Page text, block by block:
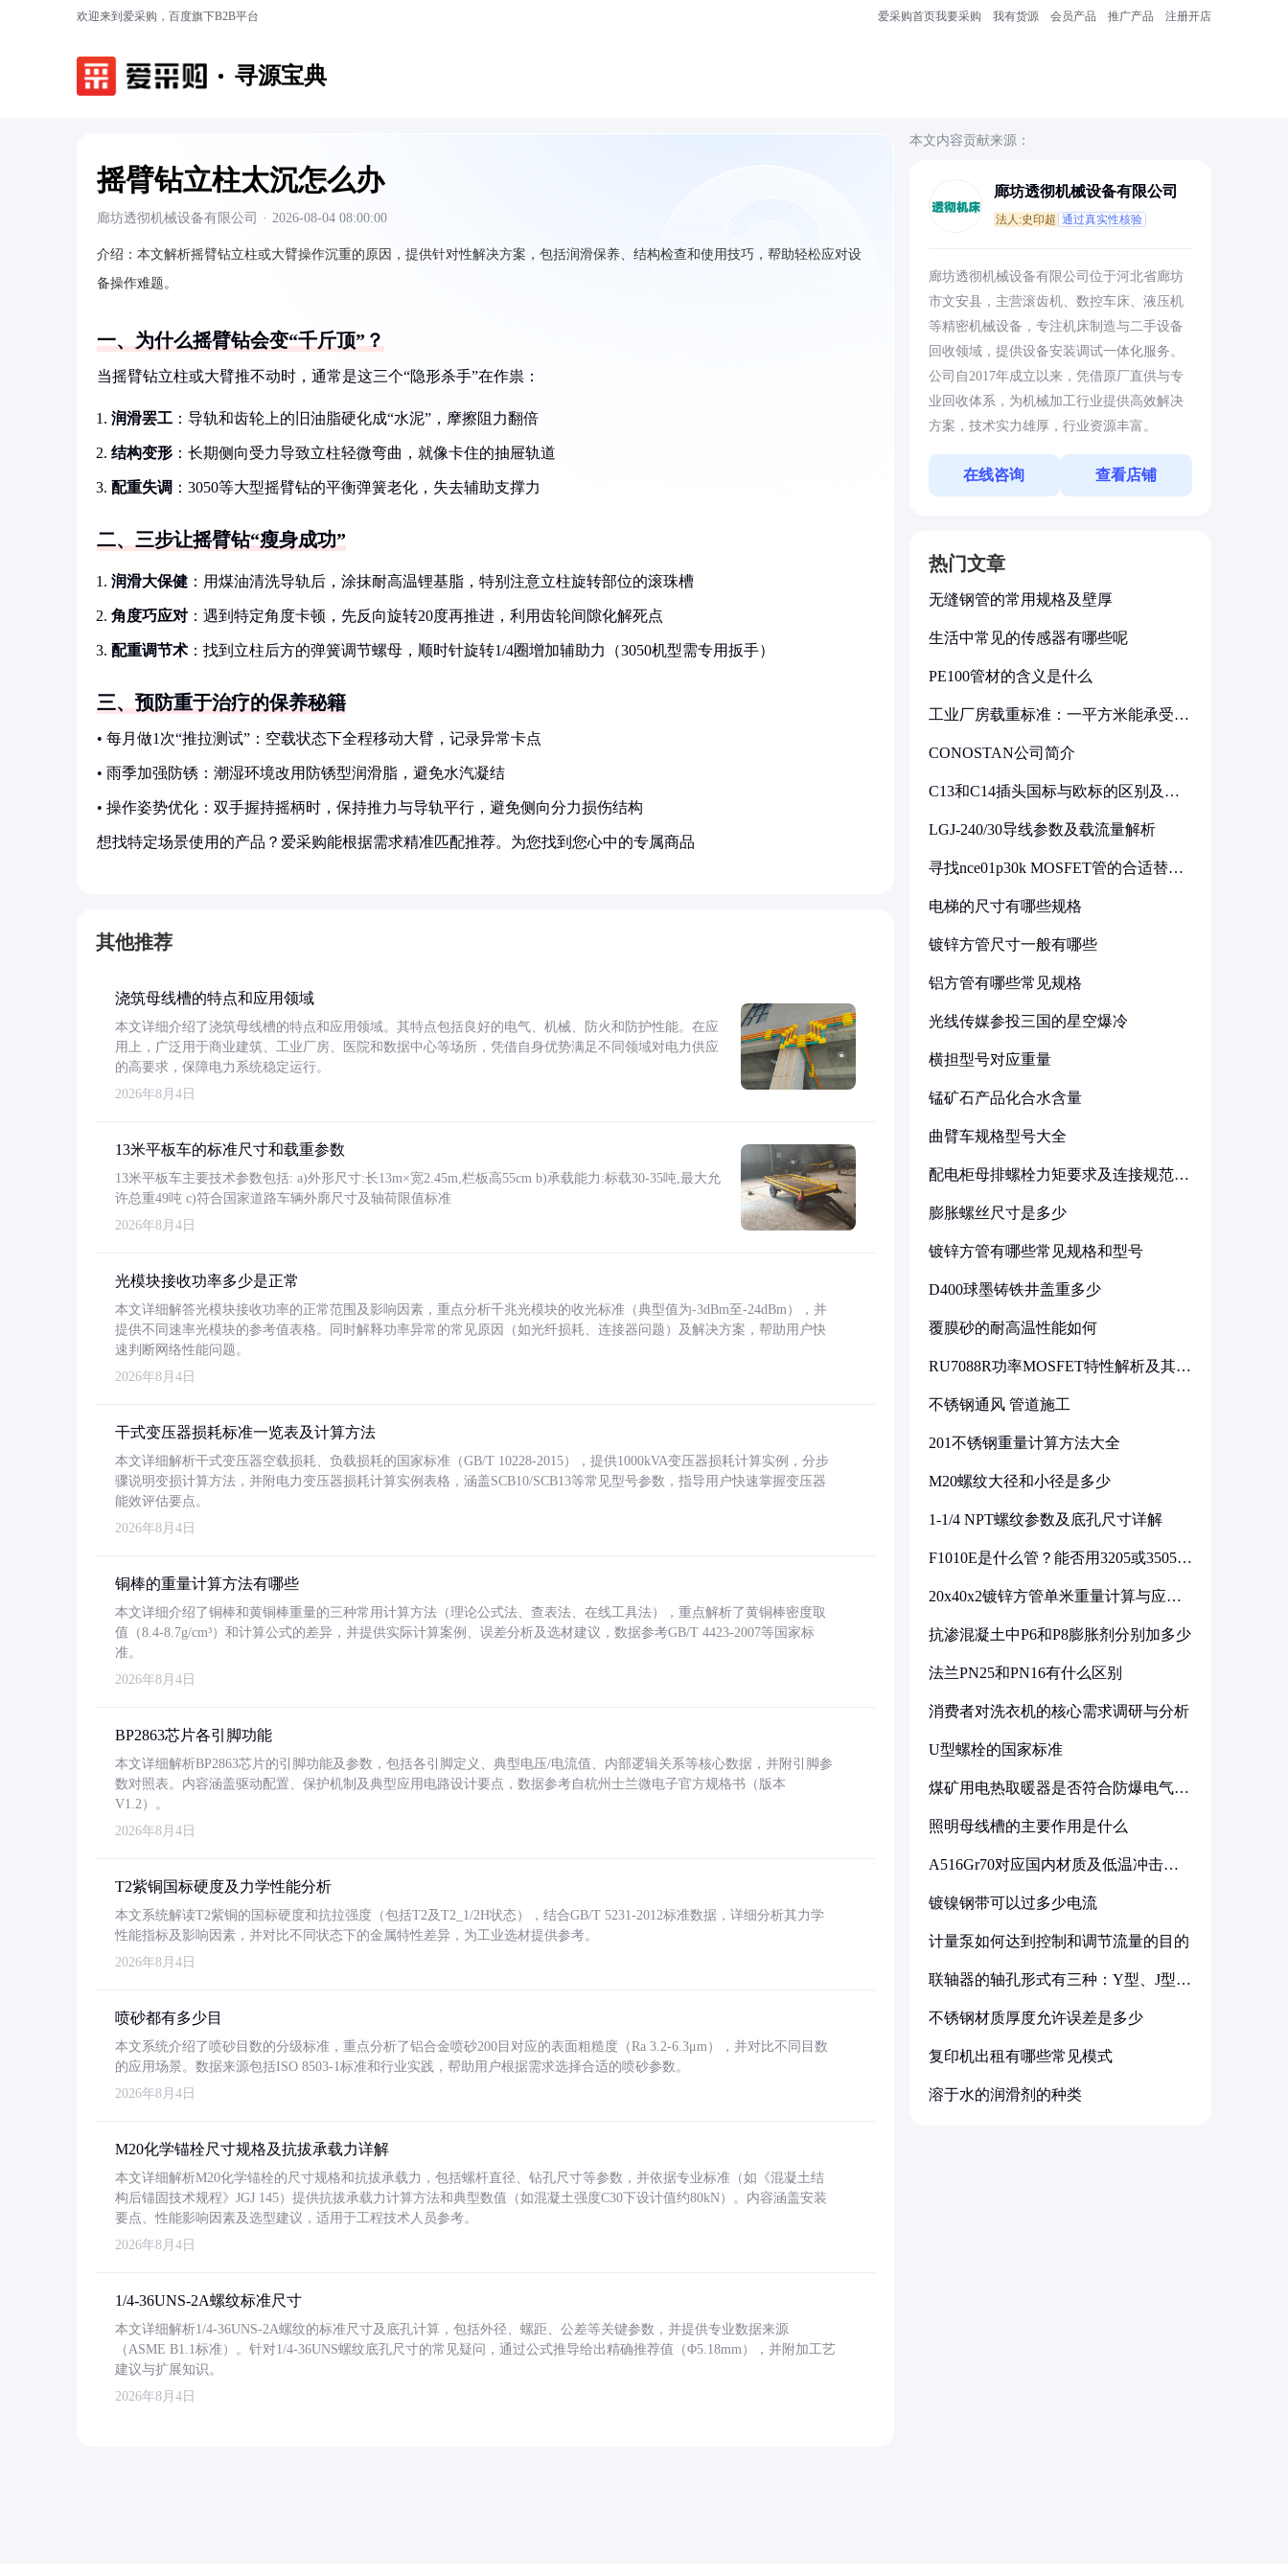
欢迎来到爱采购，百度旗下B2B平台 爱采购首页我要采购 我有货源 会员产品 推广产品 注册开店
寻源宝典
摇臂钻立柱太沉怎么办
廊坊透彻机械设备有限公司 · 2026-08-04 08:00:00
介绍： 本文解析摇臂钻立柱或大臂操作沉重的原因，提供针对性解决方案，包括润滑保养、结构检查和使用技巧，帮助轻松应对设
备操作难题。
一、为什么摇臂钻会变“千斤顶”？
当摇臂钻立柱或大臂推不动时，通常是这三个“隐形杀手”在作祟：
润滑罢工 ：导轨和齿轮上的旧油脂硬化成“水泥”，摩擦阻力翻倍
结构变形 ：长期侧向受力导致立柱轻微弯曲，就像卡住的抽屉轨道
配重失调 ：3050等大型摇臂钻的平衡弹簧老化，失去辅助支撑力
二、三步让摇臂钻“瘦身成功”
润滑大保健 ：用煤油清洗导轨后，涂抹耐高温锂基脂，特别注意立柱旋转部位的滚珠槽
角度巧应对 ：遇到特定角度卡顿，先反向旋转20度再推进，利用齿轮间隙化解死点
配重调节术 ：找到立柱后方的弹簧调节螺母，顺时针旋转1/4圈增加辅助力（3050机型需专用扳手）
三、预防重于治疗的保养秘籍
• 每月做1次“推拉测试”：空载状态下全程移动大臂，记录异常卡点
• 雨季加强防锈：潮湿环境改用防锈型润滑脂，避免水汽凝结
• 操作姿势优化：双手握持摇柄时，保持推力与导轨平行，避免侧向分力损伤结构
想找特定场景使用的产品？爱采购能根据需求精准匹配推荐。为您找到您心中的专属商品
其他推荐
浇筑母线槽的特点和应用领域
本文详细介绍了浇筑母线槽的特点和应用领域。其特点包括良好的电气、机械、防火和防护性能。在应
用上，广泛用于商业建筑、工业厂房、医院和数据中心等场所，凭借自身优势满足不同领域对电力供应
的高要求，保障电力系统稳定运行。
2026年8月4日
13米平板车的标准尺寸和载重参数
13米平板车主要技术参数包括: a)外形尺寸:长13m×宽2.45m,栏板高55cm b)承载能力:标载30-35吨,最大允
许总重49吨 c)符合国家道路车辆外廓尺寸及轴荷限值标准
2026年8月4日
光模块接收功率多少是正常
本文详细解答光模块接收功率的正常范围及影响因素，重点分析千兆光模块的收光标准（典型值为-3dBm至-24dBm），并
提供不同速率光模块的参考值表格。同时解释功率异常的常见原因（如光纤损耗、连接器问题）及解决方案，帮助用户快
速判断网络性能问题。
2026年8月4日
干式变压器损耗标准一览表及计算方法
本文详细解析干式变压器空载损耗、负载损耗的国家标准（GB/T 10228-2015），提供1000kVA变压器损耗计算实例，分步
骤说明变损计算方法，并附电力变压器损耗计算实例表格，涵盖SCB10/SCB13等常见型号参数，指导用户快速掌握变压器
能效评估要点。
2026年8月4日
铜棒的重量计算方法有哪些
本文详细介绍了铜棒和黄铜棒重量的三种常用计算方法（理论公式法、查表法、在线工具法），重点解析了黄铜棒密度取
值（8.4-8.7g/cm³）和计算公式的差异，并提供实际计算案例、误差分析及选材建议，数据参考GB/T 4423-2007等国家标
准。
2026年8月4日
BP2863芯片各引脚功能
本文详细解析BP2863芯片的引脚功能及参数，包括各引脚定义、典型电压/电流值、内部逻辑关系等核心数据，并附引脚参
数对照表。内容涵盖驱动配置、保护机制及典型应用电路设计要点，数据参考自杭州士兰微电子官方规格书（版本
V1.2）。
2026年8月4日
T2紫铜国标硬度及力学性能分析
本文系统解读T2紫铜的国标硬度和抗拉强度（包括T2及T2_1/2H状态），结合GB/T 5231-2012标准数据，详细分析其力学
性能指标及影响因素，并对比不同状态下的金属特性差异，为工业选材提供参考。
2026年8月4日
喷砂都有多少目
本文系统介绍了喷砂目数的分级标准，重点分析了铝合金喷砂200目对应的表面粗糙度（Ra 3.2-6.3μm），并对比不同目数
的应用场景。数据来源包括ISO 8503-1标准和行业实践，帮助用户根据需求选择合适的喷砂参数。
2026年8月4日
M20化学锚栓尺寸规格及抗拔承载力详解
本文详细解析M20化学锚栓的尺寸规格和抗拔承载力，包括螺杆直径、钻孔尺寸等参数，并依据专业标准（如《混凝土结
构后锚固技术规程》JGJ 145）提供抗拔承载力计算方法和典型数值（如混凝土强度C30下设计值约80kN）。内容涵盖安装
要点、性能影响因素及选型建议，适用于工程技术人员参考。
2026年8月4日
1/4-36UNS-2A螺纹标准尺寸
本文详细解析1/4-36UNS-2A螺纹的标准尺寸及底孔计算，包括外径、螺距、公差等关键参数，并提供专业数据来源
（ASME B1.1标准）。针对1/4-36UNS螺纹底孔尺寸的常见疑问，通过公式推导给出精确推荐值（Φ5.18mm），并附加工艺
建议与扩展知识。
2026年8月4日
本文内容贡献来源：
廊坊透彻机械设备有限公司
法人:史印超 通过真实性核验
廊坊透彻机械设备有限公司位于河北省廊坊
市文安县，主营滚齿机、数控车床、液压机
等精密机械设备，专注机床制造与二手设备
回收领域，提供设备安装调试一体化服务。
公司自2017年成立以来，凭借原厂直供与专
业回收体系，为机械加工行业提供高效解决
方案，技术实力雄厚，行业资源丰富。
在线咨询 查看店铺
热门文章
无缝钢管的常用规格及壁厚
生活中常见的传感器有哪些呢
PE100管材的含义是什么
工业厂房载重标准：一平方米能承受多
CONOSTAN公司简介
C13和C14插头国标与欧标的区别及其
LGJ-240/30导线参数及载流量解析
寻找nce01p30k MOSFET管的合适替代
电梯的尺寸有哪些规格
镀锌方管尺寸一般有哪些
铝方管有哪些常见规格
光线传媒参投三国的星空爆冷
横担型号对应重量
锰矿石产品化合水含量
曲臂车规格型号大全
配电柜母排螺栓力矩要求及连接规范详
膨胀螺丝尺寸是多少
镀锌方管有哪些常见规格和型号
D400球墨铸铁井盖重多少
覆膜砂的耐高温性能如何
RU7088R功率MOSFET特性解析及其在
不锈钢通风 管道施工
201不锈钢重量计算方法大全
M20螺纹大径和小径是多少
1-1/4 NPT螺纹参数及底孔尺寸详解
F1010E是什么管？能否用3205或3505代
20x40x2镀锌方管单米重量计算与应用
抗渗混凝土中P6和P8膨胀剂分别加多少
法兰PN25和PN16有什么区别
消费者对洗衣机的核心需求调研与分析
U型螺栓的国家标准
煤矿用电热取暖器是否符合防爆电气设
照明母线槽的主要作用是什么
A516Gr70对应国内材质及低温冲击要
镀镍钢带可以过多少电流
计量泵如何达到控制和调节流量的目的
联轴器的轴孔形式有三种：Y型、J型、
不锈钢材质厚度允许误差是多少
复印机出租有哪些常见模式
溶于水的润滑剂的种类